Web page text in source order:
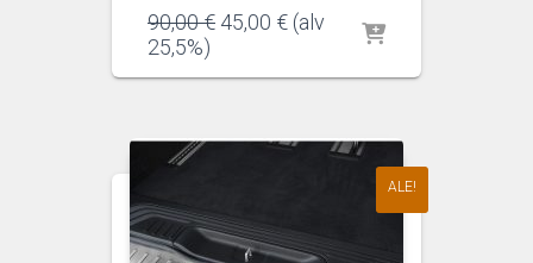
90,00€ Alkuperäinen
45,00 €Nykyinen
(alv
25,5%)
ALE!